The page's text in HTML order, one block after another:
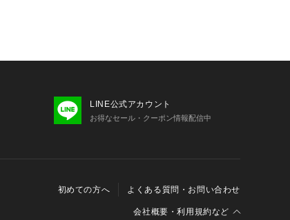
LINE公式アカウント
お得なセール・クーポン情報配信中
初めての方へ よくある質問・お問い合わせ
会社概要・利用規約など